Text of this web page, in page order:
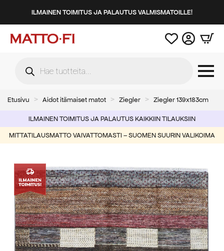
ILMAINEN TOIMITUS JA PALAUTUS VALMISMATOILLE!
search
Etusivu Aidot itämaiset matot Ziegler Ziegler 139x183cm
ILMAINEN TOIMITUS JA PALAUTUS KAIKKIIN TILAUKSIIN
MITTATILAUSMATTO VAIVATTOMASTI – SUOMEN SUURIN VALIKOIMA
-50%